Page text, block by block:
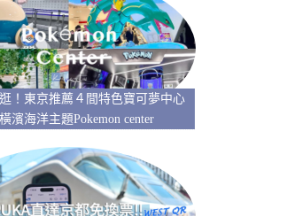
！東京推薦４間特色寶可夢中心
濱海洋主題Pokemon center